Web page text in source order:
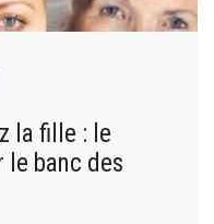
la fille : le
le banc des